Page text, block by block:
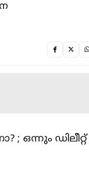
ഒന്നും ഡിലീറ്റ്